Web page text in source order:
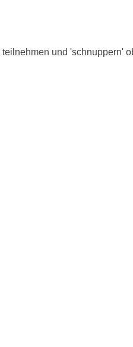
und 'schnuppern'